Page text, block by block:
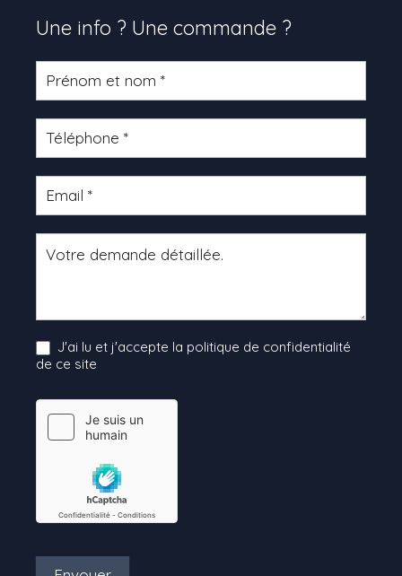
Une info ? Une commande ?
Formulaire
produit
J'ai lu et j'accepte la politique de confidentialité
de ce site